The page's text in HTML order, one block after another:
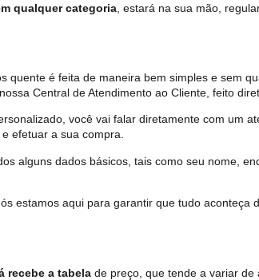
qualquer categoria , estará na sua mão,
quente é feita de maneira bem simples e sem
Central de Atendimento ao Cliente, feito
você vai falar diretamente com um
e efetuar a sua compra.
alguns dados básicos, tais como seu nome,
estamos aqui para garantir que tudo aconteça
recebe a tabela de preço, que tende a variar